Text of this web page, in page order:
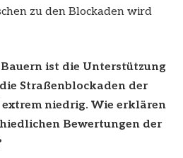
zu den Blockaden wird
Bauern ist die Unterstützung
Straßenblockaden der
extrem niedrig. Wie erklären
Bewertungen der